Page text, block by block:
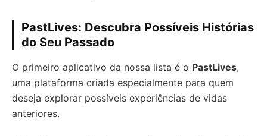
PastLives: Descubra Possíveis Histórias
do Seu Passado
O primeiro aplicativo da nossa lista é o PastLives,
uma plataforma criada especialmente para quem
deseja explorar possíveis experiências de vidas
anteriores.